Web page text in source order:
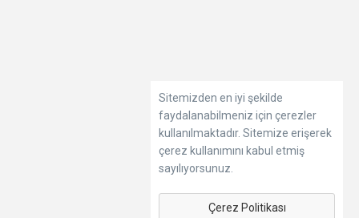
Sitemizden en iyi şekilde
faydalanabilmeniz için çerezler
kullanılmaktadır. Sitemize erişerek
çerez kullanımını kabul etmiş
sayılıyorsunuz.
Çerez Politikası